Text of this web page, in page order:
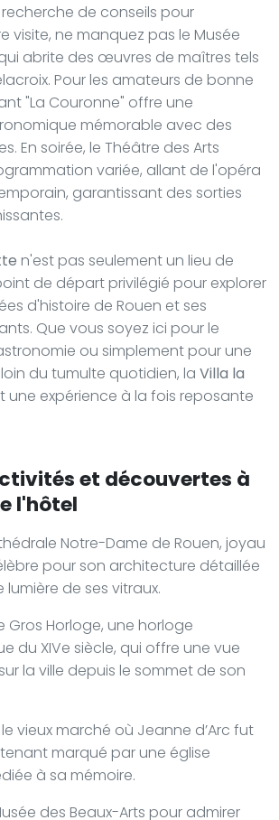
de conseils pour
visite, ne manquez pas le Musée
abrite des œuvres de maîtres tels
Pour les amateurs de bonne
"La Couronne" offre une
mémorable avec des
En soirée, le Théâtre des Arts
variée, allant de l'opéra
garantissant des sorties
n'est pas seulement un lieu de
de départ privilégié pour explorer
d'histoire de Rouen et ses
Que vous soyez ici pour le
ou simplement pour une
du tumulte quotidien, la Villa la
une expérience à la fois reposante
et découvertes à
l'hôtel
Notre-Dame de Rouen, joyau
pour son architecture détaillée
lumière de ses vitraux.
Gros Horloge, une horloge
du XIVe siècle, qui offre une vue
la ville depuis le sommet de son
vieux marché où Jeanne d’Arc fut
marqué par une église
à sa mémoire.
des Beaux-Arts pour admirer